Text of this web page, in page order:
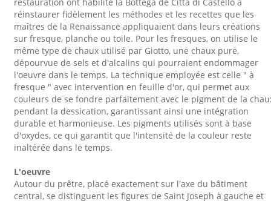
réinstaurer fidèlement les méthodes et les recettes que les
maîtres de la Renaissance appliquaient dans leurs créations
sur fresque, planche ou toile. Pour les fresques, on utilise le
même type de chaux utilisé par Giotto, une chaux pure,
dépourvue de sels et d'alcalins qui pourraient endommager
l'oeuvre dans le temps. La technique employée est celle " à
fresque " avec intervention en feuille d'or, qui permet aux
couleurs de se fondre parfaitement avec le pigment de la
pendant la dessication, garantissant ainsi une intégration
durable et harmonieuse. Les pigments utilisés sont à base
d'oxydes, ce qui garantit que l'intensité de la couleur reste
inaltérée dans le temps.
L'oeuvre
Autour du prêtre, placé exactement sur l'axe du bâtiment
central, se distinguent les figures de Saint Joseph à gauche et